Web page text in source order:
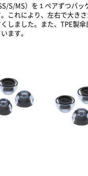
S/MS）を１ペアずつパッ
これにより、左右で大きさ
しました。また、TPE製
ます。